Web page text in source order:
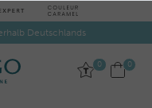
Deutschlands
0 0